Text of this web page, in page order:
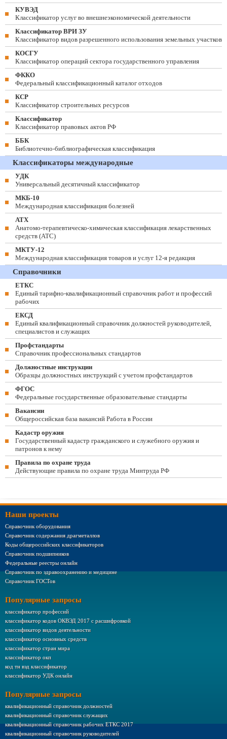
КУВЭД
Классификатор услуг во внешнеэкономической деятельности
Классификатор ВРИ ЗУ
Классификатор видов разрешенного использования земельных участков
КОСГУ
Классификатор операций сектора государственного управления
ФККО
Федеральный классификационный каталог отходов
КСР
Классификатор строительных ресурсов
Классификатор
Классификатор правовых актов РФ
ББК
Библиотечно-библиографическая классификация
Классификаторы международные
УДК
Универсальный десятичный классификатор
МКБ-10
Международная классификация болезней
АТХ
Анатомо-терапевтическо-химическая классификация лекарственных
средств (ATC)
МКТУ-12
Международная классификация товаров и услуг 12-я редакция
Справочники
ЕТКС
Единый тарифно-квалификационный справочник работ и профессий
рабочих
ЕКСД
Единый квалификационный справочник должностей руководителей,
специалистов и служащих
Профстандарты
Справочник профессиональных стандартов
Должностные инструкции
Образцы должностных инструкций с учетом профстандартов
ФГОС
Федеральные государственные образовательные стандарты
Вакансии
Общероссийская база вакансий Работа в России
Кадастр оружия
Государственный кадастр гражданского и служебного оружия и
патронов к нему
Правила по охране труда
Действующие правила по охране труда Минтруда РФ
Наши проекты
Справочник оборудования
Справочник содержания драгметаллов
Коды общероссийских классификаторов
Справочник подшипников
Федеральные реестры онлайн
Справочник по здравоохранению и медицине
Справочник ГОСТов
Популярные запросы
классификатор профессий
классификатор кодов ОКВЭД 2017 с расшифровкой
классификатор видов деятельности
классификатор основных средств
классификатор стран мира
классификатор окп
код тн вэд классификатор
классификатор УДК онлайн
Популярные запросы
квалификационный справочник должностей
квалификационный справочник служащих
квалификационный справочник рабочих ЕТКС 2017
квалификационный справочник руководителей